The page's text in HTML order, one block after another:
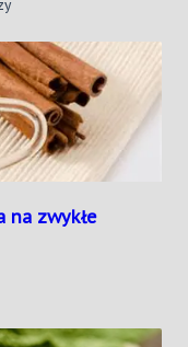
Do
Psychoaktywne
–
Od
Starożytności
Do
Współczesności?
na zwykłe